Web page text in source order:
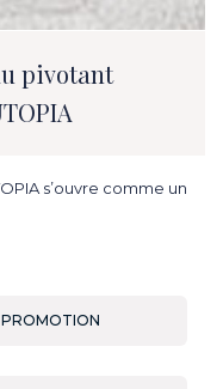
pivotant
s’ouvre comme un
PROMOTION